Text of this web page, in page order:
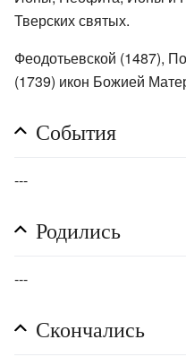
Тверских святых.
Феодотьевской (1487),
(1739) икон Божией
События
---
Родились
---
Скончались